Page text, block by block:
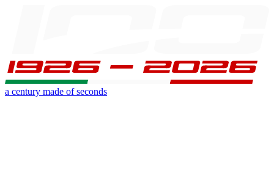
a century made of seconds